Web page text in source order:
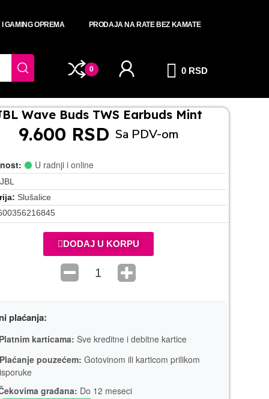
I GAMING OPREMA PRODAJA NA RATE BEZ KAMATE
0 0 RSD
Wave Buds TWS Earbuds Mint
9.600 RSD Sa PDV-om
U radnji i online
JBL
Slušalice
DODAJ U KORPU
plaćanja:
karticama: Sve kreditne i debitne kartice
pouzećem: Gotovinom ili karticom prilikom
građana: Do 12 meseci